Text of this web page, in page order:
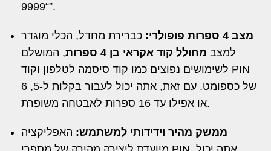
“9999”.
מצב 4 ספרות פופולרי:
כברירת מחדל, הכלי מוגדר
למצב מחולל קוד אקראי בן 4 ספרות
, המושלם
לשימושים נפוצים כמו קוד סיסמה לטלפון וקוד PIN
של כספומט. עם זאת, אתה יכול לעבור בקלות ל-5, 6
או אפילו עד 16 ספרות לאבטחה משופרת.
ממשק מהיר וידידותי למשתמש: האפליקציה